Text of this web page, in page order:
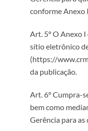
conforme Anexo
Art. 5º O Anexo
sítio eletrônico
(https://
da publicação.
Art. 6º Cumpra-
bem como
Gerência para